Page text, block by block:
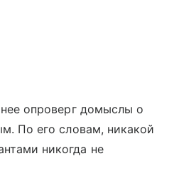
опроверг домыслы о
По его словам, никакой
никогда не